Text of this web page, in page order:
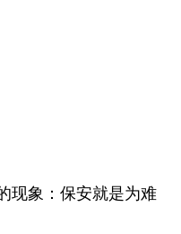
现象：保安就是为难